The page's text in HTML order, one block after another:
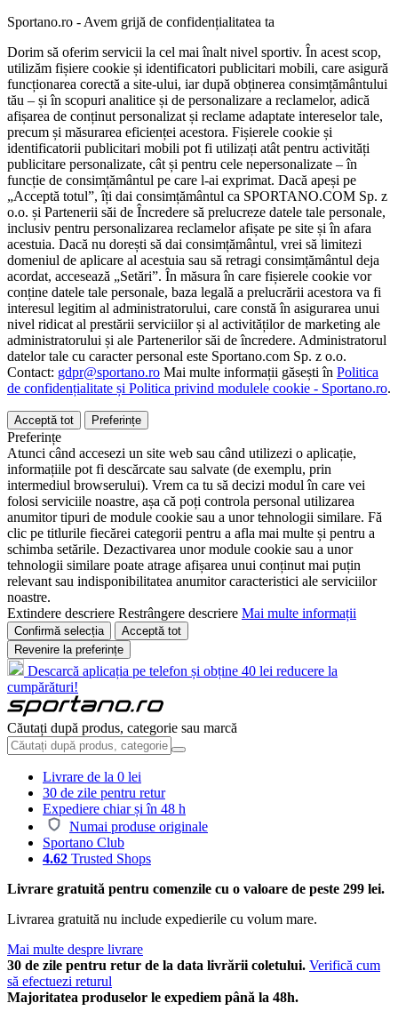
Sportano.ro - Avem grijă de confidențialitatea ta
Dorim să oferim servicii la cel mai înalt nivel sportiv. În acest scop,
utilizăm fișiere cookie și identificatori publicitari mobili, care asigură
funcționarea corectă a site-ului, iar după obținerea consimțământului
tău – și în scopuri analitice și de personalizare a reclamelor, adică
afișarea de conținut personalizat și reclame adaptate intereselor tale,
precum și măsurarea eficienței acestora. Fișierele cookie și
identificatorii publicitari mobili pot fi utilizați atât pentru activități
publicitare personalizate, cât și pentru cele nepersonalizate – în
funcție de consimțământul pe care l-ai exprimat. Dacă apeși pe
„Acceptă totul”, îți dai consimțământul ca SPORTANO.COM Sp. z
o.o. și Partenerii săi de Încredere să prelucreze datele tale personale,
inclusiv pentru personalizarea reclamelor afișate pe site și în afara
acestuia. Dacă nu dorești să dai consimțământul, vrei să limitezi
domeniul de aplicare al acestuia sau să retragi consimțământul deja
acordat, accesează „Setări”. În măsura în care fișierele cookie vor
conține datele tale personale, baza legală a prelucrării acestora va fi
interesul legitim al administratorului, care constă în asigurarea unui
nivel ridicat al prestării serviciilor și al activităților de marketing ale
administratorului și ale Partenerilor săi de încredere. Administratorul
datelor tale cu caracter personal este Sportano.com Sp. z o.o.
Contact: gdpr@sportano.ro Mai multe informații găsești în Politica
de confidențialitate și Politica privind modulele cookie - Sportano.ro.
Acceptă tot Preferințe
Preferințe
Atunci când accesezi un site web sau când utilizezi o aplicație,
informațiile pot fi descărcate sau salvate (de exemplu, prin
intermediul browserului). Vrem ca tu să decizi modul în care vei
folosi serviciile noastre, așa că poți controla personal utilizarea
anumitor tipuri de module cookie sau a unor tehnologii similare. Fă
clic pe titlurile fiecărei categorii pentru a afla mai multe și pentru a
schimba setările. Dezactivarea unor module cookie sau a unor
tehnologii similare poate atrage afișarea unui conținut mai puțin
relevant sau indisponibilitatea anumitor caracteristici ale serviciilor
noastre.
Extindere descriere Restrângere descriere Mai multe informații
Confirmă selecția
Acceptă tot
Revenire la preferințe
Descarcă aplicația pe telefon și obține 40 lei reducere la
cumpărături!
Căutați după produs, categorie sau marcă
Livrare de la 0 lei
30 de zile pentru retur
Expediere chiar și în 48 h
Numai produse originale
Sportano Club
4.62 Trusted Shops
Livrare gratuită pentru comenzile cu o valoare de peste 299 lei.
Livrarea gratuită nu include expedierile cu volum mare.
Mai multe despre livrare
30 de zile pentru retur de la data livrării coletului. Verifică cum
să efectuezi returul
Majoritatea produselor le expediem până la 48h.